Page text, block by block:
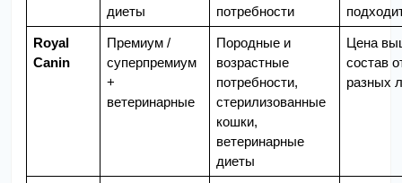
диеты
потребности
Royal
Canin
Премиум /
суперпремиум
+
ветеринарные
Породные и
возрастные
потребности,
стерилизованные
кошки,
ветеринарные
диеты
Цена
состав
разных